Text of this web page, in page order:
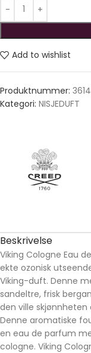
Add to wishlist
Produktnummer:
Kategori: NISJEDUFT
Beskrivelse
Viking Cologne Eau
ekte ozonisk
Viking-duft. Denne
sandeltre, frisk
den ville
Denne aromatiske
en eau de parfum
cologne. Viking